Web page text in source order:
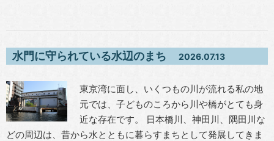
水門に守られている水辺のまち 2026.07.13
東京湾に面し、いくつもの川が流れる私の地
元では、子どものころから川や橋がとても身
近な存在です。 日本橋川、神田川、隅田川な
どの周辺は、昔から水とともに暮らすまちとして発展してきま